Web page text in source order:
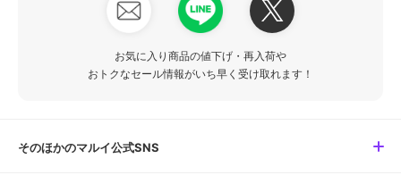
お気に入り商品の値下げ・再入荷や
おトクなセール情報がいち早く受け取れます！
そのほかのマルイ公式SNS